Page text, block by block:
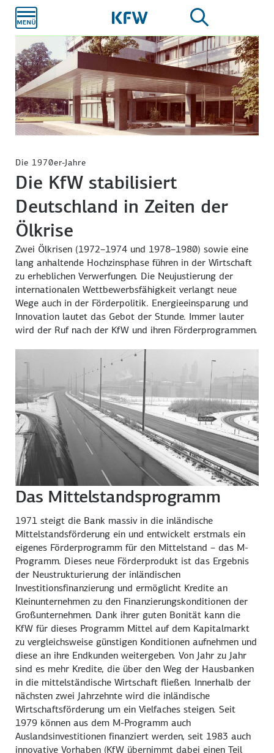
Hauptinhalt
Die 1970er-Jahre
Die KfW stabilisiert
Deutschland in Zeiten der
Ölkrise
Zwei Ölkrisen (1972–1974 und 1978–1980) sowie eine
lang anhaltende Hochzinsphase führen in der Wirtschaft
zu erheblichen Verwerfungen. Die Neujustierung der
internationalen Wettbewerbsfähigkeit verlangt neue
Wege auch in der Förderpolitik. Energieeinsparung und
Innovation lautet das Gebot der Stunde. Immer lauter
wird der Ruf nach der KfW und ihren Förderprogrammen.
Das Mittelstandsprogramm
1971 steigt die Bank massiv in die inländische
Mittelstandsförderung ein und entwickelt erstmals ein
eigenes Förderprogramm für den Mittelstand – das M-
Programm. Dieses neue Förderprodukt ist das Ergebnis
der Neustrukturierung der inländischen
Investitionsfinanzierung und ermöglicht Kredite an
Kleinunternehmen zu den Finanzierungskonditionen der
Großunternehmen. Dank ihrer guten Bonität kann die
KfW für dieses Programm Mittel auf dem Kapitalmarkt
zu vergleichsweise günstigen Konditionen aufnehmen und
diese an ihre Endkunden weitergeben. Von Jahr zu Jahr
sind es mehr Kredite, die über den Weg der Hausbanken
in die mittelständische Wirtschaft fließen. Innerhalb der
nächsten zwei Jahrzehnte wird die inländische
Wirtschaftsförderung um ein Vielfaches steigen. Seit
1979 können aus dem M-Programm auch
Auslandsinvestitionen finanziert werden, seit 1983 auch
innovative Vorhaben (KfW übernimmt dabei einen Teil